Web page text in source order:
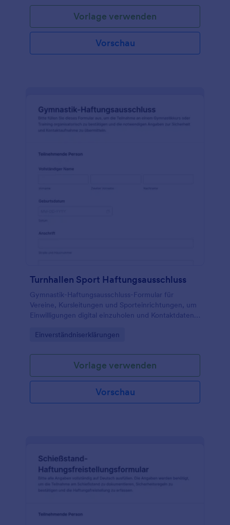
Vorlage verwenden
Vorschau
Turnhallen Sport Haftungsausschluss
Gymnastik-Haftungsausschluss-Formular für
Vereine, Kursleitungen und Sporteinrichtungen, um
Einwilligungen digital einzuholen und Kontaktdaten
sammeln und auszuwerten.
Go to Category:
Einverständniserklärungen
Vorlage verwenden
Vorschau